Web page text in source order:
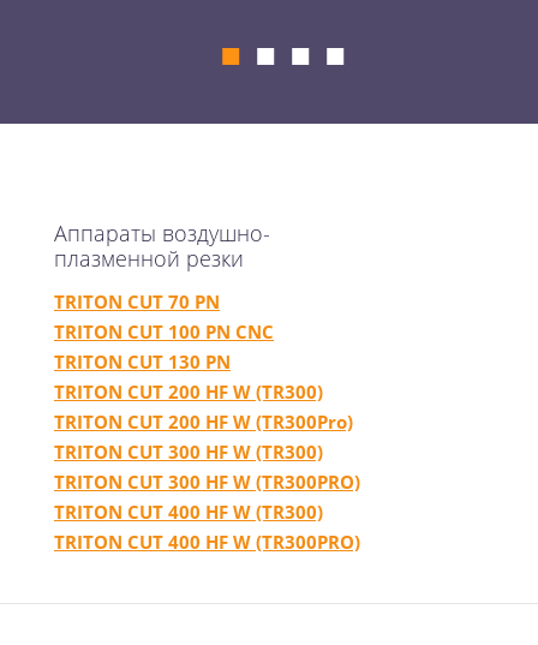
Аппараты воздушно-
плазменной резки
TRITON CUT 70 PN
TRITON CUT 100 PN CNC
TRITON CUT 130 PN
TRITON CUT 200 HF W (TR300)
TRITON CUT 200 HF W (TR300Pro)
TRITON CUT 300 HF W (TR300)
TRITON CUT 300 HF W (TR300PRO)
TRITON CUT 400 HF W (TR300)
TRITON CUT 400 HF W (TR300PRO)